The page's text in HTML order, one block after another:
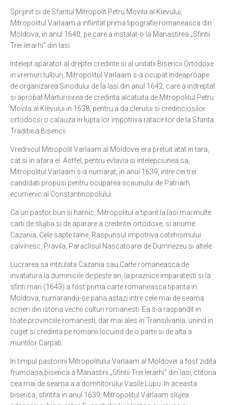
Sprijinit si de Sfantul Mitropolit Petru Movila al Kievului,
Mitropolitul Varlaam a infiintat prima tipografie romaneasca din
Moldova, in anul 1640, pe care a instalat-o la Manastirea „Sfintii
Trei Ierarhi” din lasi.
Intelept aparator al dreptei credinte si al unitatii Bisericii Ortodoxe
in vremuri tulburi, Mitropolitul Varlaam s-a ocupat indeaproape
de organizarea Sinodului de la lasi din anul 1642, care a indreptat
si aprobat Marturisirea de credinta alcatuita de Mitropolitul Petru
Movila al Kievului in 1638, pentru a da clerului si credinciosilor
ortodocsi o calauza in lupta lor impotriva ratacirilor de la Sfanta
Traditie a Bisericii.
Vrednicul Mitropolit Varlaam al Moldovei era pretuit atat in tara,
cat si in afara ei. Astfel, pentru evlavia si intelepciunea sa,
Mitropolitul Varlaam s-a numarat, in anul 1639, intre cei trei
candidati propusi pentru ocuparea scaunului de Patriarh
ecumenic al Constantinopolului.
Ca un pastor bun si harnic, Mitropolitul a tiparit la Iasi mai multe
carti de slujba si de aparare a credintei ortodoxe, si anume:
Cazania, Cele sapte taine, Raspunsul impotriva catehismului
calvinesc, Pravila, Paraclisul Nascatoarei de Dumnezeu si altele.
Lucrarea sa intitulata Cazania sau Carte romaneasca de
invatatura la duminicile de peste an, la praznice imparatesti si la
sfinti mari (1643) a fost prima carte romaneasca tiparita in
Moldova, numarandu-se pana astazi intre cele mai de seama
scrieri din istoria vechii culturi romanesti. Ea s-a raspandit in
toate provinciile romanesti, dar mai ales in Transilvania, unind in
cuget si credinta pe romanii locuind de o parte si de alta a
muntilor Carpati.
In timpul pastoririi Mitropolitului Varlaam al Moldovei a fost zidita
frumoasa biserica a Manastirii „Sfintii Trei Ierarhi” din Iasi, ctitoria
cea mai de seama a a domnitorului Vasile Lupu. In aceasta
biserica, sfintita in anul 1639, Mitropolitul Varlaam slujea